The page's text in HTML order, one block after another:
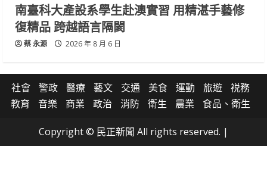
南臺科大產設系學生赴澳實習 用精湛手藝修
復精品 跨越語言隔閡
蔡 永源 2026 年 8 月 6 日
社會 警政 醫療 藝文 交通 美食 運動 旅遊
祱務
教育
音樂 商業 政治 消防 衛生 農業 食品、衛生
Copyright © 民正新聞 All rights reserved. |